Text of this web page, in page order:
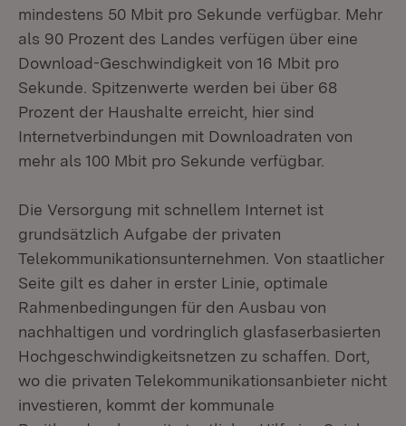
mindestens 50 Mbit pro Sekunde verfügbar. Mehr
als 90 Prozent des Landes verfügen über eine
Download-Geschwindigkeit von 16 Mbit pro
Sekunde. Spitzenwerte werden bei über 68
Prozent der Haushalte erreicht, hier sind
Internetverbindungen mit Downloadraten von
mehr als 100 Mbit pro Sekunde verfügbar.
Die Versorgung mit schnellem Internet ist
grundsätzlich Aufgabe der privaten
Telekommunikationsunternehmen. Von staatlicher
Seite gilt es daher in erster Linie, optimale
Rahmenbedingungen für den Ausbau von
nachhaltigen und vordringlich glasfaserbasierten
Hochgeschwindigkeitsnetzen zu schaffen. Dort,
wo die privaten Telekommunikationsanbieter nicht
investieren, kommt der kommunale